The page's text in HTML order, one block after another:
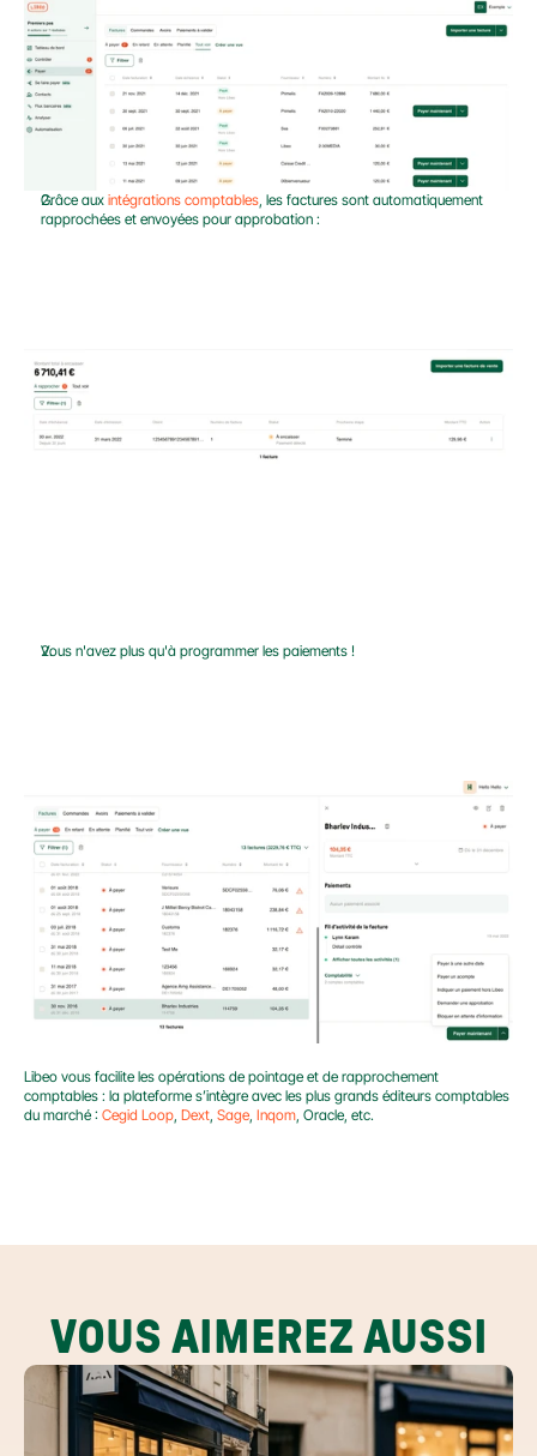
Grâce aux intégrations comptables, les factures sont automatiquement
rapprochées et envoyées pour approbation :
Vous n'avez plus qu'à programmer les paiements !
Libeo vous facilite les opérations de pointage et de rapprochement
comptables : la plateforme s’intègre avec les plus grands éditeurs comptables
du marché : Cegid Loop Dext Sage Inqom , Oracle, etc.
VOUS AIMEREZ AUSSI